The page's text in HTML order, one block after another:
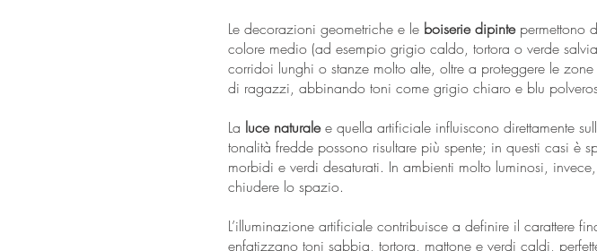
Le decorazioni geometriche e le boiserie dipintepermettono
colore medio (ad esempio grigio caldo, tortora o verde
corridoi lunghi o stanze molto alte, oltre a proteggere le
di ragazzi, abbinando toni come grigio chiaro e blu
La luce naturalee quella artificiale influiscono direttamente
tonalità fredde possono risultare più spente; in questi casi è
morbidi e verdi desaturati. In ambienti molto luminosi,
chiudere lo spazio.
L’illuminazione artificiale contribuisce a definire il carattere
enfatizzano toni sabbia, tortora, mattone e verdi caldi,